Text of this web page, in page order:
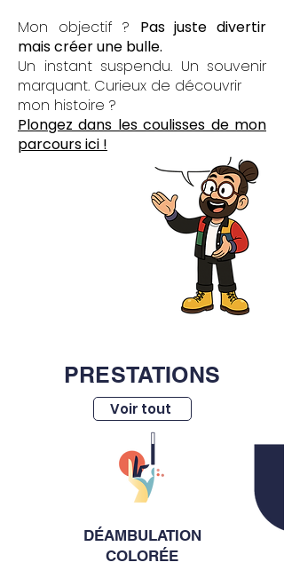
Mon objectif ? Pas juste divertir
mais créer une bulle.
Un instant suspendu. Un souvenir
marquant. Curieux de découvrir
mon histoire ?
Plongez dans les coulisses de mon
parcours ici !
PRESTATIONS
Voir tout
DÉAMBULATION
COLORÉE